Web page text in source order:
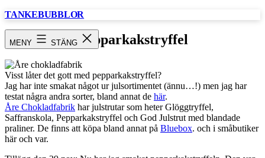
Hoppa
TANKEBUBBLOR
MENY STÄNGPepparkakstryffel
Visst låter det gott med pepparkakstryffel?
Jag har inte smakat något ur julsortimentet (ännu…!) men jag har
testat några andra sorter, bland annat de här.
Åre Chokladfabrik har julstrutar som heter Glöggtryffel,
Saffranskola, Pepparkakstryffel och God Julstrut med blandade
praliner. De finns att köpa bland annat på Bluebox. och i småbutiker
här och var.